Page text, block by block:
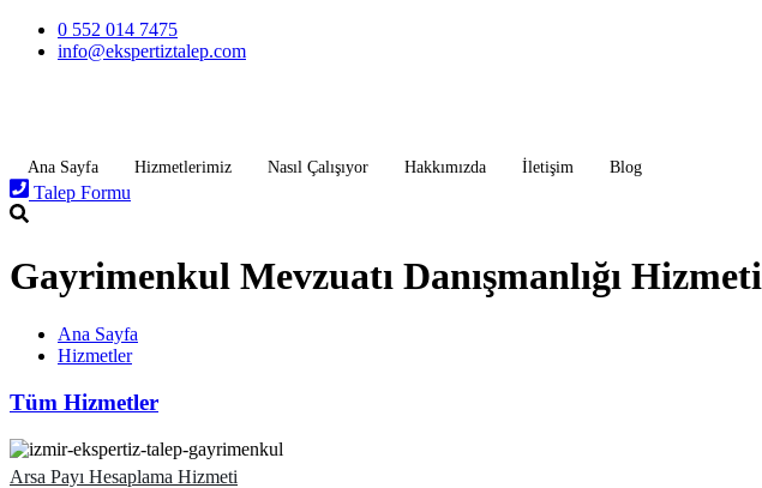
İçeriğe0 552 014 7475
info@ekspertiztalep.com
Ana Sayfa Hizmetlerimiz Nasıl Çalışıyor Hakkımızda İletişim Blog
Talep Formu
Gayrimenkul Mevzuatı Danışmanlığı Hizmeti
Ana Sayfa
Hizmetler
Tüm Hizmetler
Arsa Payı Hesaplama Hizmeti